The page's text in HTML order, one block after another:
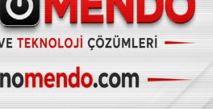
GÜNDEM
| 29.06.2023 - 13:03, Güncelleme:
- 12:29